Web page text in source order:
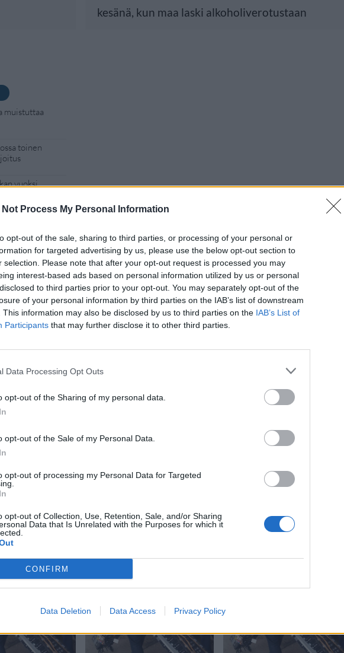
Not Process My Personal Information
opt-out of the sale, sharing to third parties, or processing of your personal or
for targeted advertising by us, please use the below opt-out section to
selection. Please note that after your opt-out request is processed you may
interest-based ads based on personal information utilized by us or personal
to third parties prior to your opt-out. You may separately opt-out of the
of your personal information by third parties on the IAB’s list of downstream
This information may also be disclosed by us to third parties on the IAB’s List of
Participants that may further disclose it to other third parties.
Data Processing Opt Outs
opt-out of the Sharing of my personal data.
opt-out of the Sale of my Personal Data.
opt-out of processing my Personal Data for Targeted
opt-out of Collection, Use, Retention, Sale, and/or Sharing
Data that Is Unrelated with the Purposes for which it
CONFIRM
Data Deletion Data Access Privacy Policy
kesänä, kun maa laski alkoholiverotustaan
muistuttaa
toinen
vuoksi
-näytöksessä
–
4.10.2017, 15:00
Viro nosti alkoholiveroa –
suomalaiset hakevat nyt viinansa
Latviasta